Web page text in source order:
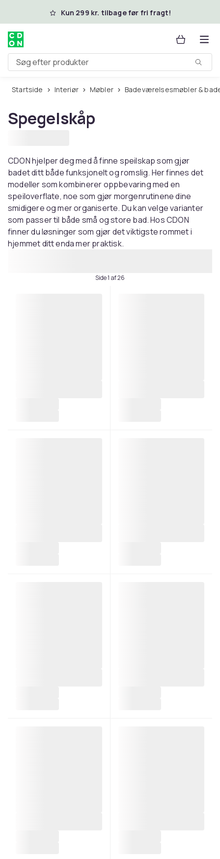
Spring til hovedindhold
Kun 299 kr. tilbage før fri fragt!
Søg efter produkter
Startside Interiør Møbler Badeværelsesmøbler &
Spegelskåp
CDON hjelper deg med å finne speilskap som gjør
badet ditt både funksjonelt og romslig. Her finnes det
modeller som kombinerer oppbevaring med en
speiloverflate, noe som gjør morgenrutinene dine
smidigere og mer organiserte. Du kan velge varianter
som passer til både små og store bad. Hos CDON
finner du løsninger som gjør det viktigste rommet i
hjemmet ditt enda mer praktisk.
Side 1 af 26